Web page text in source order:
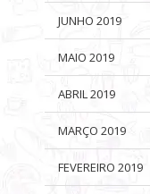
JUNHO 2019
MAIO 2019
ABRIL 2019
MARÇO 2019
FEVEREIRO 2019